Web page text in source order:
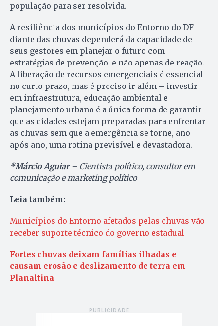
população para ser resolvida.
A resiliência dos municípios do Entorno do DF
diante das chuvas dependerá da capacidade de
seus gestores em planejar o futuro com
estratégias de prevenção, e não apenas de reação.
A liberação de recursos emergenciais é essencial
no curto prazo, mas é preciso ir além – investir
em infraestrutura, educação ambiental e
planejamento urbano é a única forma de garantir
que as cidades estejam preparadas para enfrentar
as chuvas sem que a emergência se torne, ano
após ano, uma rotina previsível e devastadora.
*Márcio Aguiar – Cientista político, consultor em
comunicação e marketing político
Leia também:
Municípios do Entorno afetados pelas chuvas vão
receber suporte técnico do governo estadual
Fortes chuvas deixam famílias ilhadas e
causam erosão e deslizamento de terra em
Planaltina